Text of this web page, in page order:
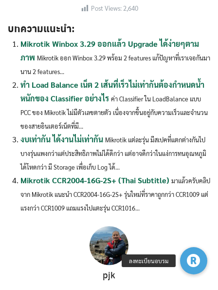
Post Views: 2,640
บทความแนะนำ:
Mikrotik Winbox 3.29 ออกแล้ว Upgrade ได้ง่ายๆตาม
ภาพ Mikrotik ออก Winbox 3.29 พร้อม 2 features แก้ปัญหาที่เราเจอกันมา
นาน 2 features...
ทำ Load Balance เน็ต 2 เส้นที่เร็วไม่เท่ากันต้องกำหนดน้ำ
หนักของ Classifier อย่างไร ค่า Classifier ใน LoadBalance แบบ
PCC ของ Mikrotik ไม่มีตัวเลขตายตัว เนื่องจากขึ้นอยู่กับความเร็วและจำนวน
ของสายอินเตอร์เน็ตที่มี...
งบเท่ากัน ได้งานไม่เท่ากัน Mikrotik แต่ละรุ่น มีสเปคที่แตกต่างกันไป
บางรุ่นแพงกว่าแต่ประสิทธิภาพไม่ได้ดีกว่า แต่อาจดีกว่าในแง่การทนอุณหภูมิ
ได้โหดกว่า มี Storage เพื่อเก็บ Log ได้...
Mikrotik CCR2004-16G-2S+ (Thai Subtitle) มาแล้วครับคลิป
จาก Mikrotik แนะนำ CCR2004-16G-2S+ รุ่นใหม่ที่ราคาถูกกว่า CCR1009 แต่
แรงกว่า CCR1009 แถมแรงไปแตะรุ่น CCR1016...
pjk